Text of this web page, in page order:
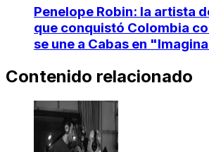
Penelope Robin: la artista
que conquistó Colombia
se une a Cabas en
Contenido relacionado